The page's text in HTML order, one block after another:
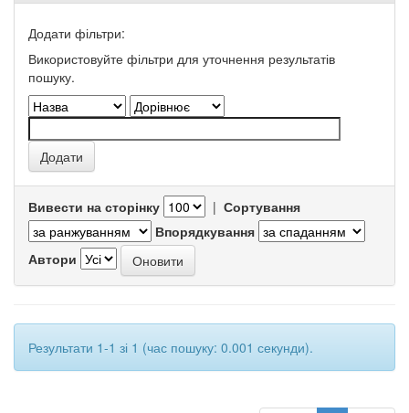
Додати фільтри:
Використовуйте фільтри для уточнення результатів
пошуку.
Вивести на сторінку | Сортування
Впорядкування
Автори
Результати 1-1 зі 1 (час пошуку: 0.001 секунди).